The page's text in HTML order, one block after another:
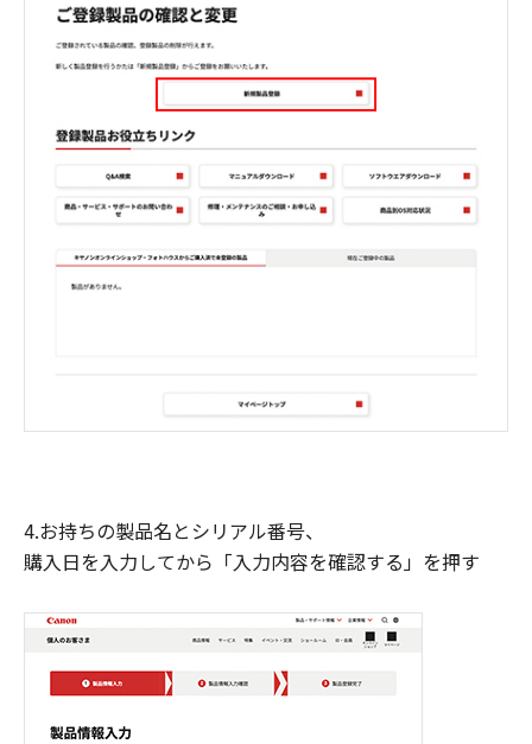
4.お持ちの製品名とシリアル番号、
購入日を入力してから「入力内容を確認する」を押す